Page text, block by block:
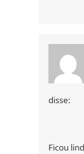
disse:
Ficou